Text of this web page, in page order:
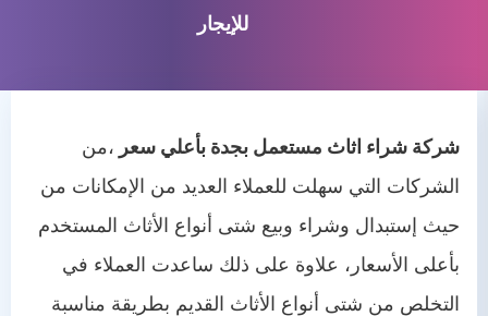
للإيجار
شركة شراء اثاث مستعمل بجدة بأعلي سعر ،من
الشركات التي سهلت للعملاء العديد من الإمكانات من
حيث إستبدال وشراء وبيع شتى أنواع الأثاث المستخدم
بأعلى الأسعار، علاوة على ذلك ساعدت العملاء في
التخلص من شتى أنواع الأثاث القديم بطريقة مناسبة